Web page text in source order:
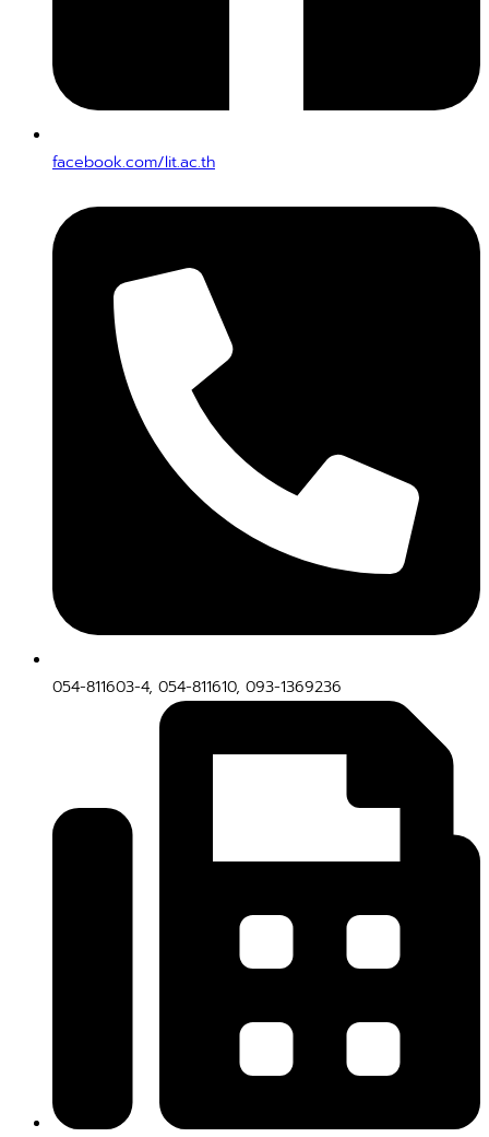
facebook.com/lit.ac.th
054-811603-4, 054-811610, 093-1369236